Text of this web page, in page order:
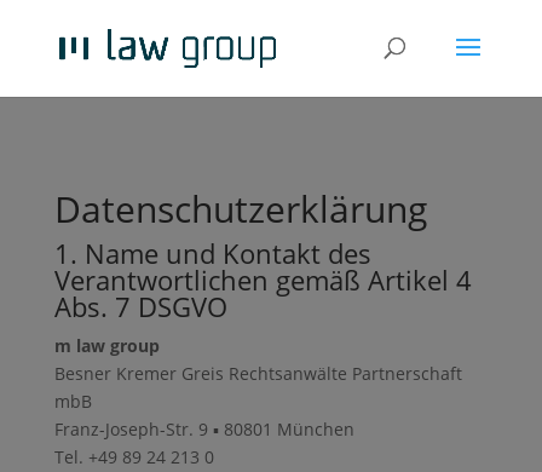
Datenschutzerklärung
1. Name und Kontakt des
Verantwortlichen gemäß Artikel 4
Abs. 7 DSGVO
m law group
Besner Kremer Greis Rechtsanwälte Partnerschaft
mbB
Franz-Joseph-Str. 9 ▪ 80801 München
Tel. +49 89 24 213 0